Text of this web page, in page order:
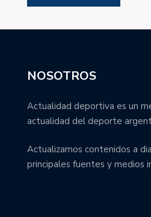
NOSOTROS
Actualidad deportiva es un
actualidad del deporte
Actualizamos contenidos a
principales fuentes y medios